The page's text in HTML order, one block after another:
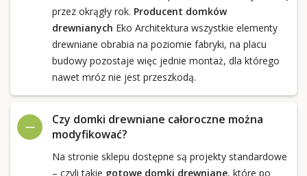
przez okrągły rok. Producent domków
drewnianych Eko Architektura wszystkie elementy
drewniane obrabia na poziomie fabryki, na placu
budowy pozostaje więc jednie montaż, dla którego
nawet mróz nie jest przeszkodą.
Czy domki drewniane całoroczne można
modyfikować?
Na stronie sklepu dostępne są projekty standardowe
– czyli takie gotowe domki drewniane, które po